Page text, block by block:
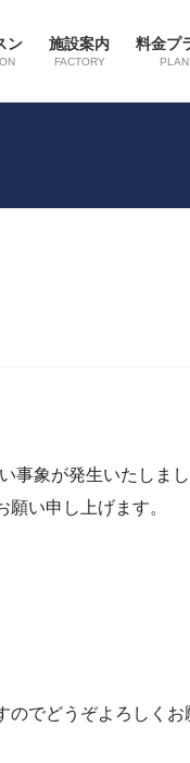
ン 施設案内
FACTORY
料金プ
PLAN
事象が発生いたしまし
い申し上げます。
でどうぞよろしくお